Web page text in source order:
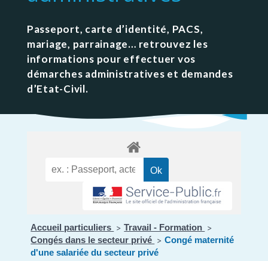
Passeport, carte d’identité, PACS,
mariage, parrainage… retrouvez les
informations pour effectuer vos
démarches administratives et demandes
d’Etat-Civil.
Accueil particuliers > Travail - Formation >
Congés dans le secteur privé > Congé maternité
d'une salariée du secteur privé